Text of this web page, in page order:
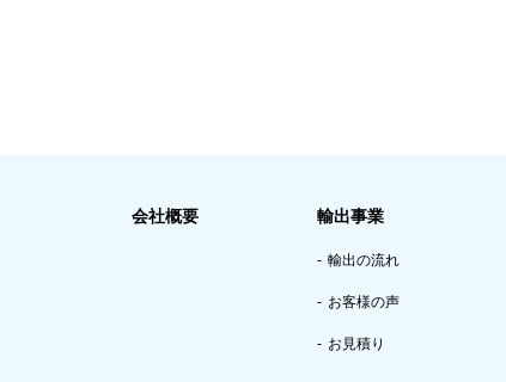
会社概要 輸出事業
輸出の流れ
お客様の声
お見積り